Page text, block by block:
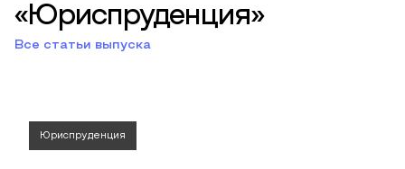
«Юриспруденция»
Все статьи выпуска
Юриспруденция